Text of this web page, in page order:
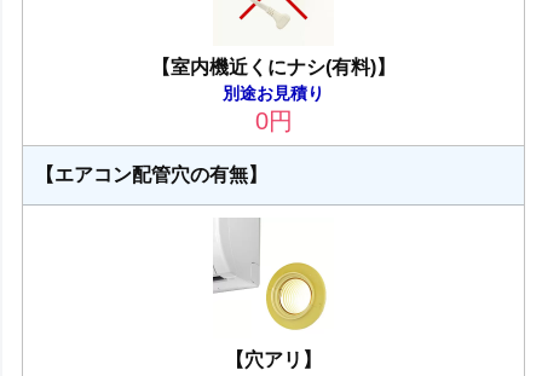
【室内機近くにナシ(有料)】
別途お見積り
0円
【エアコン配管穴の有無】
【穴アリ】